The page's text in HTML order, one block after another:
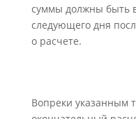
суммы должны быть
следующего дня
о расчете.
Вопреки указанным